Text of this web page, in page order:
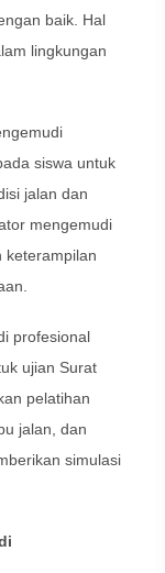
baik. Hal
lingkungan
siswa untuk
jalan dan
mengemudi
keterampilan
profesional
ujian Surat
pelatihan
jalan, dan
simulasi